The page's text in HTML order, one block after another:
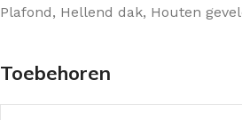
Plafond, Hellend dak, Houten
Toebehoren